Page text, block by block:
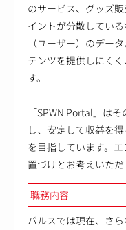
のサービス、グッズ
イントが分散してい
（ユーザー）のデー
テンツを提供しにく
す。
「SPWN Portal」は
し、安定して収益を
を目指しています。
置づけとお考えいた
職務内容
バルスでは現在、さ